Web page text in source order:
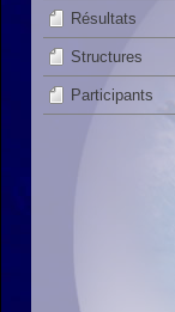
Résultats
Structures
Participants